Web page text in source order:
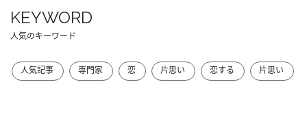
KEYWORD
人気のキーワード
人気記事 専門家 恋 片思い 恋する 片思い